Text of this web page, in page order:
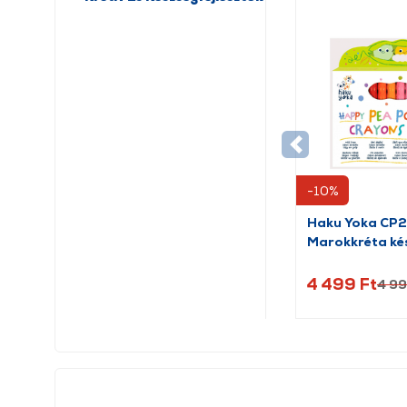
-10%
Haku Yoka
Marokkréta
4 499 Ft4